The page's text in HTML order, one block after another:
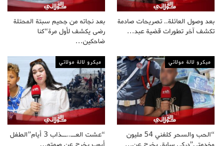
بعد وصول العائلة.. تصريحات صادمة
تكشف آخر تطورات قضية عبد…
بعد نجاته من جحيم سبتة المحتلة
رضى يكشف لأول مرة“كنا
ضاحكين…
ميكرو لالة مولاتي
“الحب والسحر كلفني 54 مليون
ميكرو لالة مولاتي
“عشت العــ..ــذاب 3 أيام”الطفل